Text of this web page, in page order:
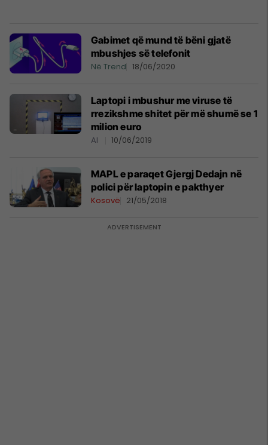
Gabimet që mund të bëni gjatë
mbushjes së telefonit
Në Trend 18/06/2020
Laptopi i mbushur me viruse të
rrezikshme shitet për më shumë se 1
milion euro
AI 10/06/2019
MAPL e paraqet Gjergj Dedajn në
polici për laptopin e pakthyer
Kosovë 21/05/2018